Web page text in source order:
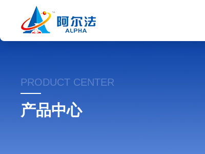
PRODUCT CENTER
产品中心